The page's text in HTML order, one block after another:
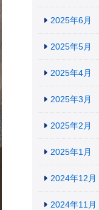
2025年6月
2025年5月
2025年4月
2025年3月
2025年2月
2025年1月
2024年12月
2024年11月